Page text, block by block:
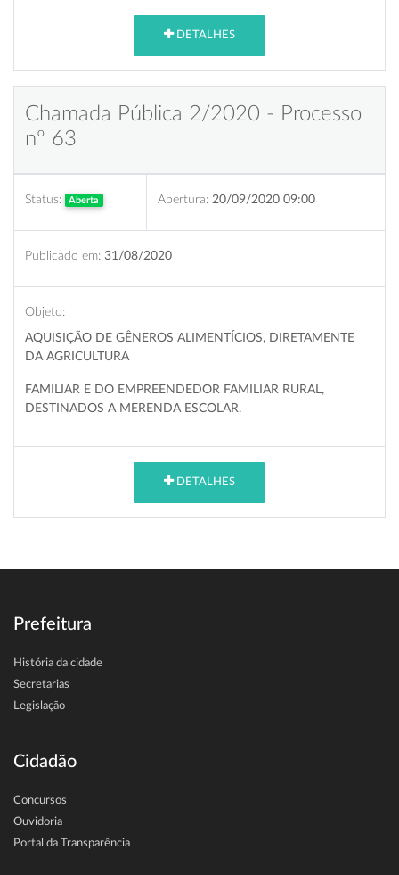
DETALHES
Chamada Pública 2/2020 - Processo
nº 63
Status: Aberta Abertura: 20/09/2020 09:00
Publicado em: 31/08/2020
Objeto:
AQUISIÇÃO DE GÊNEROS ALIMENTÍCIOS, DIRETAMENTE
DA AGRICULTURA
FAMILIAR E DO EMPREENDEDOR FAMILIAR RURAL,
DESTINADOS A MERENDA ESCOLAR.
DETALHES
Prefeitura
História da cidade
Secretarias
Legislação
Cidadão
Concursos
Ouvidoria
Portal da Transparência